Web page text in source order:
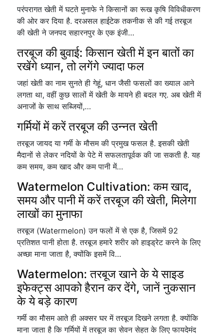
परंपरागत खेती में घटते मुनाफे ने किसानों का रूख कृषि विविधीकरण
की ओर कर दिया है. दरअसल हाईटेक तकनीक से की गई तरबूज
की खेती ने जनपद सहारनपुर के एक इंजी…
तरबूज की बुवाई: किसान खेती में इन बातों का
रखेंगे ध्यान, तो लगेंगे ज्यादा फल
जहां खेती का नाम सुनते ही गेहूं, धान जैसी फसलों का ख्याल आने
लगता था, वहीं कुछ सालों में खेती के मायने ही बदल गए. अब खेती में
अनाजों के साथ सब्जियों,…
गर्मियों में करें तरबूज की उन्नत खेती
तरबूज जायद या गर्मी के मौसम की प्रमुख फसल है. इसकी खेती
मैदानों से लेकर नदियों के पेटे में सफलतापूर्वक की जा सकती है. यह
कम समय, कम खाद और कम पानी में…
Watermelon Cultivation: कम खाद,
समय और पानी में करें तरबूज की खेती, मिलेगा
लाखों का मुनाफा
तरबूज (Watermelon) उन फलों में से एक है, जिसमें 92
प्रतिशत पानी होता है. तरबूज हमारे शरीर को हाइड्रेट करने के लिए
अच्छा माना जाता है, क्योंकि इसमें वि…
Watermelon: तरबूज खाने के ये साइड
इफेक्ट्स आपको हैरान कर देंगे, जानें नुकसान
के ये बड़े कारण
गर्मी का मौसम आते ही अक्सर घर में तरबूज दिखने लगता है. क्योंकि
माना जाता है कि गर्मियों में तरबूज का सेवन सेहत के लिए फायदेमंद